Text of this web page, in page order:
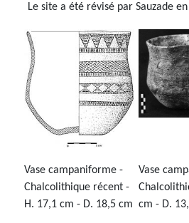
Le site a été révisé par Sauzade
Vase campaniforme -
Chalcolithique récent -
H. 17,1 cm - D. 18,5 cm
Vase
cm - D.